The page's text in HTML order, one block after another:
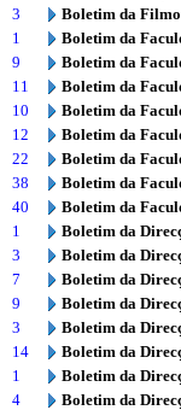
3
Boletim da
1
Boletim da
9
Boletim da
11
Boletim da
10
Boletim da
12
Boletim da
22
Boletim da
38
Boletim da
40
Boletim da
1
Boletim da
3
Boletim da
7
Boletim da
9
Boletim da
3
Boletim da
14
Boletim da
1
Boletim da
4
Boletim da